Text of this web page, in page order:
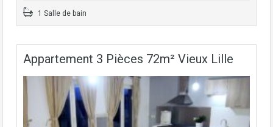
1 Salle de bain
Appartement 3 Pièces 72m² Vieux Lille